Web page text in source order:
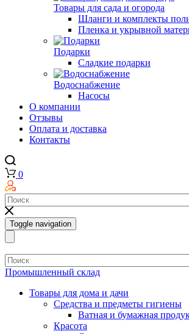
Товары для сада и огорода
Шланги и комплекты
Пленка и укрывной
Подарки
Cладкие подарки
Водоснабжение
Насосы
О компании
Отзывы
Оплата и доставка
Контакты
0
Toggle navigation
Промышленный склад
Товары для дома и дачи
Средства и предметы гигиены
Ватная и бумажная
Красота